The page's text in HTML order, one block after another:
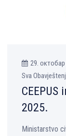
29. октобар
Sva
2025.
Ministarstvo